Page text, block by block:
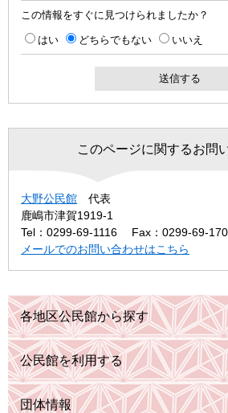
この情報をすぐに見つけられましたか？
はい どちらでもない いいえ
このページに関するお問
大野公民館
代表
鹿嶋市津賀1919-1
Tel：0299-69-1116
Fax：0299-69-
メールでのお問い合わせはこちら
各地区公民館から探す
公民館を利用する
団体情報